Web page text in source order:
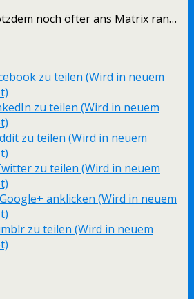
noch öfter ans Matrix ran…
zu teilen (Wird in neuem
zu teilen (Wird in neuem
zu teilen (Wird in neuem
zu teilen (Wird in neuem
anklicken (Wird in neuem
zu teilen (Wird in neuem